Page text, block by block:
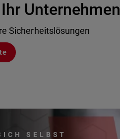
Unternehmen
Sicherheitslösungen
SELBST